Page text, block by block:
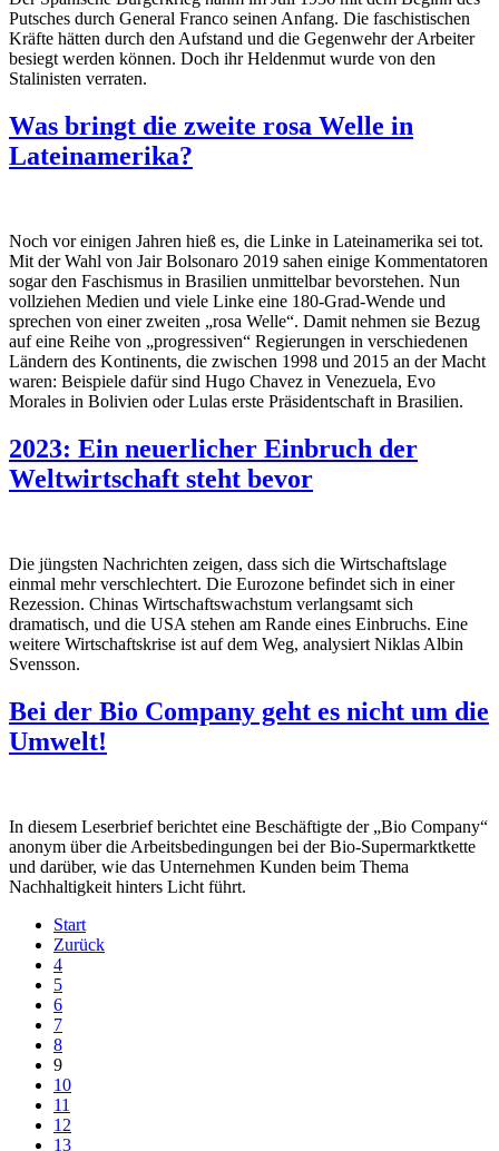
Putsches durch General Franco seinen Anfang. Die faschistischen
Kräfte hätten durch den Aufstand und die Gegenwehr der Arbeiter
besiegt werden können. Doch ihr Heldenmut wurde von den
Stalinisten verraten.
Was bringt die zweite rosa Welle in
Lateinamerika?
Noch vor einigen Jahren hieß es, die Linke in Lateinamerika sei tot.
Mit der Wahl von Jair Bolsonaro 2019 sahen einige Kommentatoren
sogar den Faschismus in Brasilien unmittelbar bevorstehen. Nun
vollziehen Medien und viele Linke eine 180-Grad-Wende und
sprechen von einer zweiten „rosa Welle“. Damit nehmen sie Bezug
auf eine Reihe von „progressiven“ Regierungen in verschiedenen
Ländern des Kontinents, die zwischen 1998 und 2015 an der Macht
waren: Beispiele dafür sind Hugo Chavez in Venezuela, Evo
Morales in Bolivien oder Lulas erste Präsidentschaft in Brasilien.
2023: Ein neuerlicher Einbruch der
Weltwirtschaft steht bevor
Die jüngsten Nachrichten zeigen, dass sich die Wirtschaftslage
einmal mehr verschlechtert. Die Eurozone befindet sich in einer
Rezession. Chinas Wirtschaftswachstum verlangsamt sich
dramatisch, und die USA stehen am Rande eines Einbruchs. Eine
weitere Wirtschaftskrise ist auf dem Weg, analysiert Niklas Albin
Svensson.
Bei der Bio Company geht es nicht um die
Umwelt!
In diesem Leserbrief berichtet eine Beschäftigte der „Bio Company“
anonym über die Arbeitsbedingungen bei der Bio-Supermarktkette
und darüber, wie das Unternehmen Kunden beim Thema
Nachhaltigkeit hinters Licht führt.
Start
Zurück
4
5
6
7
8
9
10
11
12
13